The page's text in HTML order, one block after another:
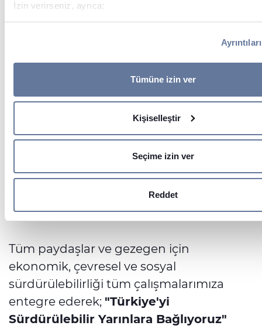
İzin verirseniz, ayrıca:
Birkaç metreye kadar doğru olabilen coğrafi
Cihazınızı belirli özellikler (parmak izleri) için aktif
tarayarak tanımlamak istiyoruz
kişisel verilerinizin nasıl işlendiği
fazla bilgi alın ve tercihlerinizi belirleyin. Rızanızı dilediğiniz
İçeriği ve reklamları kişiselleştirmek, sosyal medya
bilgileri ayrıca sosyal medya, reklamcılık ve analiz iş
paylaşabiliriz. İş ortaklarımız, bu bilgileri kendilerine
hizmetlerini kullanırken topladıkları diğer bilgilerle
Tümüne izin ver
Kişiselleştir
Seçime izin ver
Reddet
SAYFAYA GIT
Tüm paydaşlar ve gezegen için
ekonomik, çevresel ve sosyal
sürdürülebilirliği tüm çalışmalarımıza
entegre ederek; "Türkiye'yi
Sürdürülebilir Yarınlara Bağlıyoruz"